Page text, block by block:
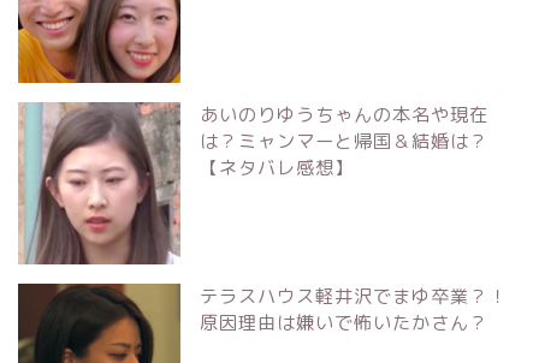
あいのりゆうちゃんの本名や現在
は？ミャンマーと帰国＆結婚は？
【ネタバレ感想】
テラスハウス軽井沢でまゆ卒業？！
原因理由は嫌いで怖いたかさん？